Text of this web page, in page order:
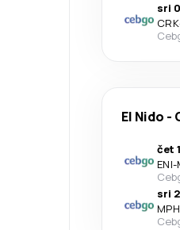
sri
CRK
El Nido -
čet
ENI-
sri
MPH